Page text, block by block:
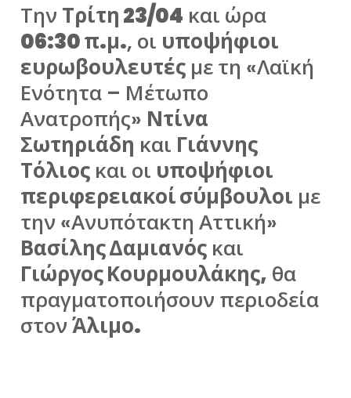
Την Τρίτη 23/04 και ώρα
06:30 π.μ., οι υποψήφιοι
ευρωβουλευτές με τη «Λαϊκή
Ενότητα – Μέτωπο
Ανατροπής» Ντίνα
Σωτηριάδη και Γιάννης
Τόλιος και οι υποψήφιοι
περιφερειακοί σύμβουλοι με
την «Ανυπότακτη Αττική»
Βασίλης Δαμιανός και
Γιώργος Κουρμουλάκης, θα
πραγματοποιήσουν περιοδεία
στονΆλιμο.